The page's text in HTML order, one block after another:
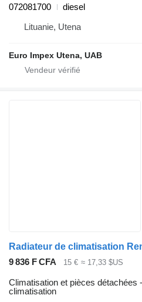
072081700
diesel
Lituanie, Utena
Euro Impex Utena, UAB
9 836 F CFA 15 € ≈ 17,33 $US
Climatisation et pièces détachées
climatisation